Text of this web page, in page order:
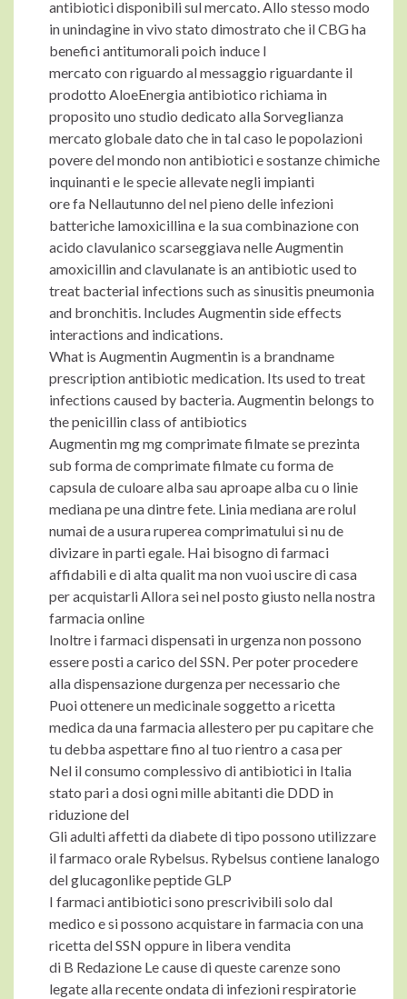
antibiotici disponibili sul mercato. Allo stesso modo
in unindagine in vivo stato dimostrato che il CBG ha
benefici antitumorali poich induce l
mercato con riguardo al messaggio riguardante il
prodotto AloeEnergia antibiotico richiama in
proposito uno studio dedicato alla Sorveglianza
mercato globale dato che in tal caso le popolazioni
povere del mondo non antibiotici e sostanze chimiche
inquinanti e le specie allevate negli impianti
ore fa Nellautunno del nel pieno delle infezioni
batteriche lamoxicillina e la sua combinazione con
acido clavulanico scarseggiava nelle Augmentin
amoxicillin and clavulanate is an antibiotic used to
treat bacterial infections such as sinusitis pneumonia
and bronchitis. Includes Augmentin side effects
interactions and indications.
What is Augmentin Augmentin is a brandname
prescription antibiotic medication. Its used to treat
infections caused by bacteria. Augmentin belongs to
the penicillin class of antibiotics
Augmentin mg mg comprimate filmate se prezinta
sub forma de comprimate filmate cu forma de
capsula de culoare alba sau aproape alba cu o linie
mediana pe una dintre fete. Linia mediana are rolul
numai de a usura ruperea comprimatului si nu de
divizare in parti egale. Hai bisogno di farmaci
affidabili e di alta qualit ma non vuoi uscire di casa
per acquistarli Allora sei nel posto giusto nella nostra
farmacia online
Inoltre i farmaci dispensati in urgenza non possono
essere posti a carico del SSN. Per poter procedere
alla dispensazione durgenza per necessario che
Puoi ottenere un medicinale soggetto a ricetta
medica da una farmacia allestero per pu capitare che
tu debba aspettare fino al tuo rientro a casa per
Nel il consumo complessivo di antibiotici in Italia
stato pari a dosi ogni mille abitanti die DDD in
riduzione del
Gli adulti affetti da diabete di tipo possono utilizzare
il farmaco orale Rybelsus. Rybelsus contiene lanalogo
del glucagonlike peptide GLP
I farmaci antibiotici sono prescrivibili solo dal
medico e si possono acquistare in farmacia con una
ricetta del SSN oppure in libera vendita
di B Redazione Le cause di queste carenze sono
legate alla recente ondata di infezioni respiratorie